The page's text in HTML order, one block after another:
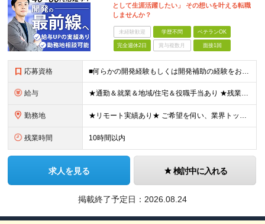
として生涯活躍したい」 その想いを叶える転職
しませんか？
未経験歓迎 学歴不問 ベテランOK
完全週休2日 賞与複数月 面接1回
応募資格 ■何らかの開発経験もしくは開発補助の経験をお持ちの方 ■学歴不問 ★ブランクのある方、地方在住の方も大歓迎です！
給与 ★通勤＆就業＆地域/住宅＆役職手当あり ★残業代は全額支給 ★選べる給与制度あり！ ★東京・神奈川・千葉・埼玉勤務の場合 月給23.5万円～55万円＋諸手当 （残業代は全額支給） (20,000円の
勤務地 ★リモート実績あり★ ご希望を伺い、業界トップクラス約7,000件の取引事業所数、90,000件以上のプロジェクトから検討をいたします。 全国の取引先での就業となります（沖縄を除く） ※勤務地
残業時間 10時間以内
求人を見る 検討中に入れる
掲載終了予定日： 2026.08.24